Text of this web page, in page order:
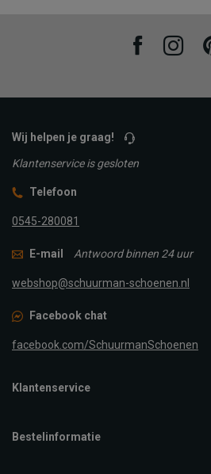
Facebook
Wij helpen je graag!
Klantenservice is gesloten
Telefoon
0545-280081
E-mail Antwoord binnen 24 uur
webshop@schuurman-schoenen.nl
Facebook chat
facebook.com/SchuurmanSchoenen
Klantenservice
Bestelinformatie